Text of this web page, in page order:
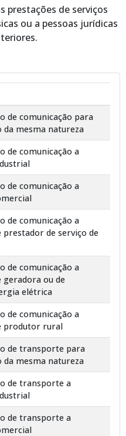
prestações de serviços
ou a pessoas jurídicas
de comunicação para
da mesma natureza
de comunicação a
de comunicação a
de comunicação a
de serviço de
de comunicação a
geradora ou de
elétrica
de comunicação a
produtor rural
de transporte para
da mesma natureza
de transporte a
de transporte a